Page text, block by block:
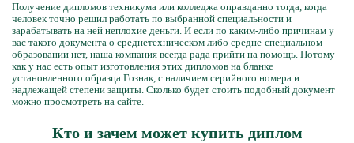
Получение дипломов техникума или колледжа оправданно тогда, когда
человек точно решил работать по выбранной специальности и
зарабатывать на ней неплохие деньги. И если по каким-либо причинам у
вас такого документа о среднетехническом либо средне-специальном
образовании нет, наша компания всегда рада прийти на помощь. Потому
как у нас есть опыт изготовления этих дипломов на бланке
установленного образца Гознак, с наличием серийного номера и
надлежащей степени защиты. Сколько будет стоить подобный документ
можно просмотреть на сайте.
Кто и зачем может купить диплом